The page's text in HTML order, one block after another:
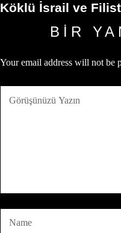
Köklü İsrail ve
BIR
Your email address will not be